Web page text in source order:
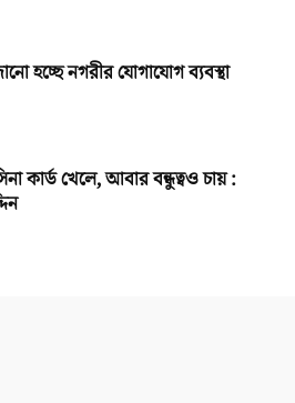
হচ্ছে নগরীর যোগাযোগ ব্যবস্থা
কার্ড খেলে, আবার বন্ধুত্বও চায় :